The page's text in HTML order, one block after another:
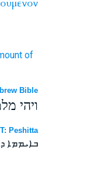
of
Bible
ויהי
Peshitta
ܒܐܝܡܡܐ